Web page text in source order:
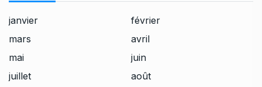
janvier
février
mars
avril
mai
juin
juillet
août